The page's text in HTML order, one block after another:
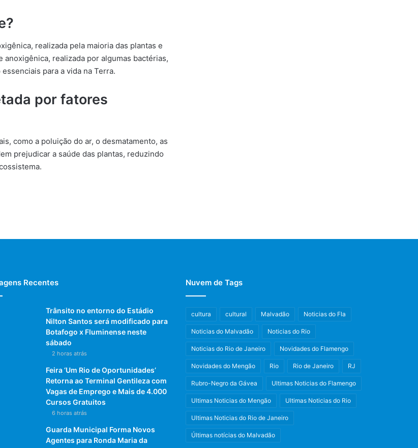
realizada pela maioria das plantas e
realizada por algumas bactérias,
para a vida na Terra.
por fatores
como a poluição do ar, o desmatamento, as
prejudicar a saúde das plantas, reduzindo
Recentes
Trânsito no entorno do Estádio
Nilton Santos será modificado para
Botafogo x Fluminense neste
sábado
2 horas atrás
Feira ‘Um Rio de Oportunidades’
Retorna ao Terminal Gentileza com
Vagas de Emprego e Mais de 4.000
Cursos Gratuitos
6 horas atrás
Guarda Municipal Forma Novos
Agentes para Ronda Maria da
Nuvem de Tags
cultura cultural Malvadão Noticias do Fla
Noticias do Malvadão Noticias do Rio
Noticias do Rio de Janeiro Novidades do Flamengo
Novidades do Mengão Rio Rio de Janeiro RJ
Rubro-Negro da Gávea Ultimas Noticias do Flamengo
Ultimas Noticias do Mengão Ultimas Noticias do Rio
Ultimas Noticias do Rio de Janeiro
Últimas notícias do Malvadão